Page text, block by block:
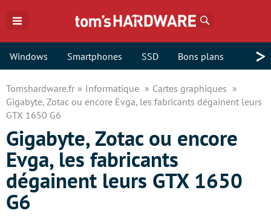
Windows Smartphones SSD Bons plans >
Tomshardware.fr Informatique
Cartes graphiques
Gigabyte, Zotac ou encore Evga, les fabricants dégainent leurs
GTX 1650 G6
Gigabyte, Zotac ou encore
Evga, les fabricants
dégainent leurs GTX 1650
G6